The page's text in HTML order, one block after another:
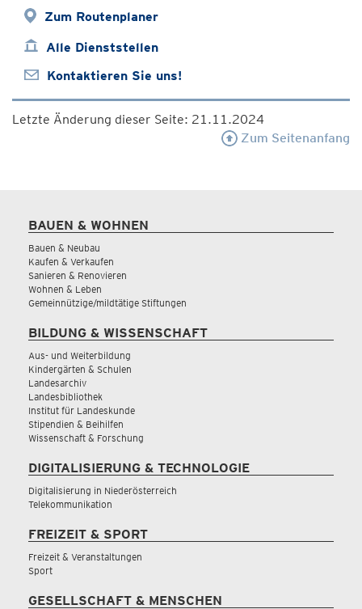
Zum Routenplaner
Alle Dienststellen
Kontaktieren Sie uns!
Letzte Änderung dieser Seite: 21.11.2024
Zum Seitenanfang
BAUEN & WOHNEN
Bauen & Neubau
Kaufen & Verkaufen
Sanieren & Renovieren
Wohnen & Leben
Gemeinnützige/mildtätige Stiftungen
BILDUNG & WISSENSCHAFT
Aus- und Weiterbildung
Kindergärten & Schulen
Landesarchiv
Landesbibliothek
Institut für Landeskunde
Stipendien & Beihilfen
Wissenschaft & Forschung
DIGITALISIERUNG & TECHNOLOGIE
Digitalisierung in Niederösterreich
Telekommunikation
FREIZEIT & SPORT
Freizeit & Veranstaltungen
Sport
GESELLSCHAFT & MENSCHEN